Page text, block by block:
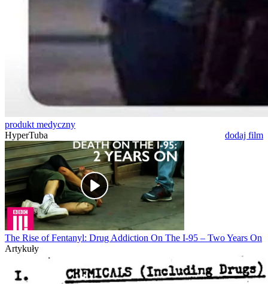
produkt medyczny
HyperTuba
dodaj film
The Rise of Fentanyl: Drug Addiction On The I-95 – Two Years On
Artykuły